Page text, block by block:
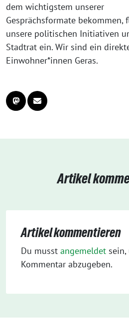
dem wichtigstem unserer
Gesprächsformate bekommen,
unsere politischen Initiativen
Stadtrat ein. Wir sind ein
Einwohner*innen Geras.
Artikel
Artikel kommentieren
Du musst angemeldet
Kommentar abzugeben.